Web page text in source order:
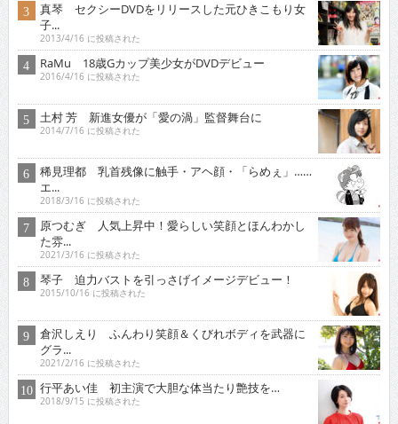
真琴 セクシーDVDをリリースした元ひきこもり女
子...
2013/4/16 に投稿された
RaMu 18歳Gカップ美少女がDVDデビュー
2016/4/16 に投稿された
土村 芳 新進女優が「愛の渦」監督舞台に
2014/7/16 に投稿された
稀見理都 乳首残像に触手・アヘ顔・「らめぇ」……
エ...
2018/3/16 に投稿された
原つむぎ 人気上昇中！愛らしい笑顔とほんわかし
た雰...
2021/3/16 に投稿された
琴子 迫力バストを引っさげイメージデビュー！
2015/10/16 に投稿された
倉沢しえり ふんわり笑顔＆くびれボディを武器に
グラ...
2021/2/16 に投稿された
行平あい佳 初主演で大胆な体当たり艶技を…
2018/9/15 に投稿された